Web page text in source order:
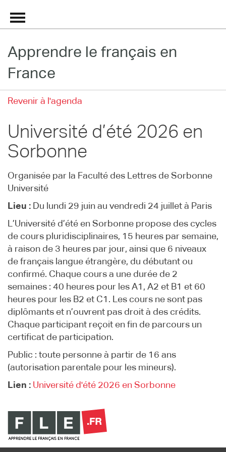
Grand Répertoire
Le français en ligne
Les pages PRO
Apprendre le français en
France
Revenir à l'agenda
Université d’été 2026 en
Sorbonne
Organisée par la Faculté des Lettres de Sorbonne
Université
Lieu : Du lundi 29 juin au vendredi 24 juillet à Paris
L’Université d’été en Sorbonne propose des cycles
de cours pluridisciplinaires, 15 heures par semaine,
à raison de 3 heures par jour, ainsi que 6 niveaux
de français langue étrangère, du débutant ou
confirmé. Chaque cours a une durée de 2
semaines : 40 heures pour les A1, A2 et B1 et 60
heures pour les B2 et C1. Les cours ne sont pas
diplômants et n’ouvrent pas droit à des crédits.
Chaque participant reçoit en fin de parcours un
certificat de participation.
Public : toute personne à partir de 16 ans
(autorisation parentale pour les mineurs).
Lien : Université d'été 2026 en Sorbonne